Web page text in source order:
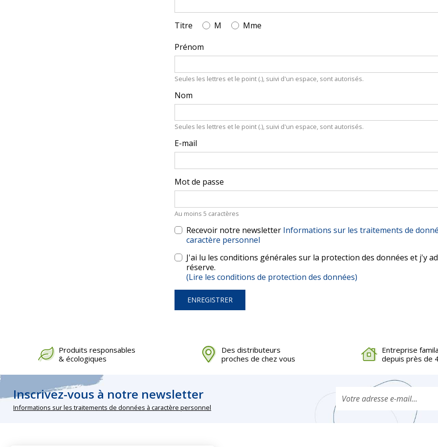
Titre M
Mme
Prénom
Seules les lettres et le point (.), suivi d'un espace, sont autorisés.
Nom
Seules les lettres et le point (.), suivi d'un espace, sont autorisés.
E-mail
Mot de passe
Au moins 5 caractères
Recevoir notre newsletter Informations sur les traitements de
caractère personnel
J'ai lu les conditions générales sur la protection des données et j'y
réserve.
(Lire les conditions de protection des données)
ENREGISTRER
Produits responsables
& écologiques
Des distributeurs
proches de chez vous
Entreprise
depuis près de
Inscrivez-vous à notre newsletter
Informations sur les traitements de données à caractère personnel